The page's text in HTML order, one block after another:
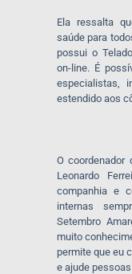
Ela ressalta
saúde para
possui o
on-line. É
especialistas,
estendido aos
O coordenador
Leonardo
companhia e
internas
Setembro
muito
permite que eu
e ajude